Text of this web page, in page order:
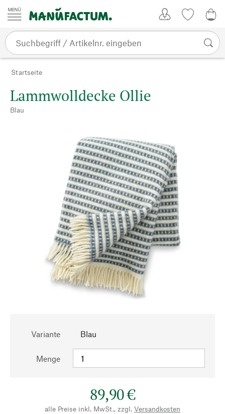
Zum Inhalt springen
Startseite
Lammwolldecke Ollie
Blau
Variante Blau
Menge
89,90 €
alle Preise inkl. MwSt., zzgl. Versandkosten